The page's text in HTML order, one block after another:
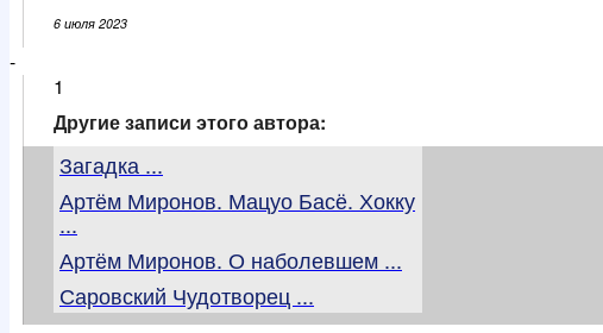
6 июля 2023
-
1
Другие записи этого автора:
Загадка ...
Артём Миронов. Мацуо Басё. Хокку
...
Артём Миронов. О наболевшем ...
Саровский Чудотворец ...